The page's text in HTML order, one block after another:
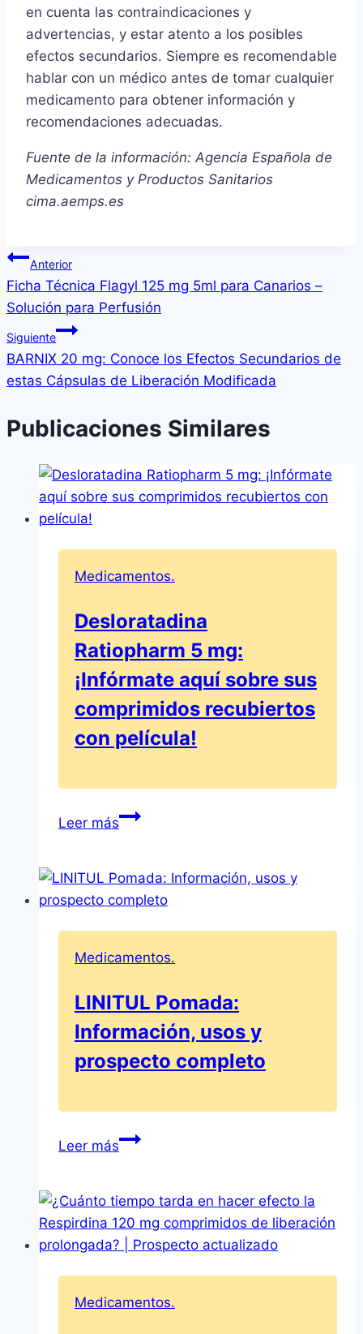
en cuenta las contraindicaciones y
advertencias, y estar atento a los posibles
efectos secundarios. Siempre es recomendable
hablar con un médico antes de tomar cualquier
medicamento para obtener información y
recomendaciones adecuadas.
Fuente de la información: Agencia Española de
Medicamentos y Productos Sanitarios
cima.aemps.es
Navegación
de
entradas
Anterior
Ficha Técnica Flagyl 125 mg 5ml para Canarios –
Solución para Perfusión
Siguiente
BARNIX 20 mg: Conoce los Efectos Secundarios de
estas Cápsulas de Liberación Modificada
Publicaciones Similares
Medicamentos.
Desloratadina
Ratiopharm 5 mg:
¡Infórmate aquí sobre sus
comprimidos recubiertos
con película!
Leer másDesloratadina
mg:
¡Infórmate
sus
recubiertos
con
película!
Medicamentos.
LINITUL Pomada:
Información, usos y
prospecto completo
Leer másLINITUL
usos
y
prospecto
Medicamentos.